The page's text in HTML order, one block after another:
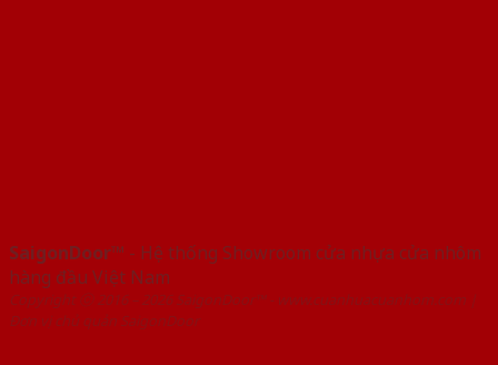
SaigonDoor™ - Hệ thống Showroom cửa nhựa cửa nhôm
hàng đầu Việt Nam
Copyright ⓒ 2016 – 2026 SaigonDoor™ - www.cuanhuacuanhom.com |
Đơn vị chủ quản SaigonDoor